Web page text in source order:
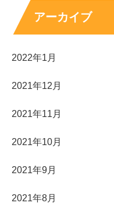
アーカイブ
2022年1月
2021年12月
2021年11月
2021年10月
2021年9月
2021年8月